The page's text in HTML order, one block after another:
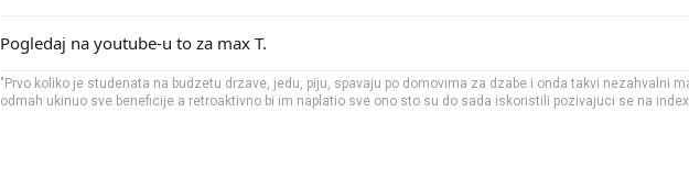
Pogledaj na youtube-u to za max T.
"Prvo koliko je studenata na budzetu drzave, jedu, piju, spavaju po domovima za dzabe i onda takvi nezahvalni
odmah ukinuo sve beneficije a retroaktivno bi im naplatio sve ono sto su do sada iskoristili pozivajuci se na